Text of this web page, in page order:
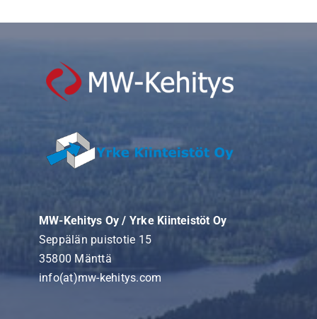
MW-Kehitys Oy / Yrke Kiinteistöt Oy
Seppälän puistotie 15
35800 Mänttä
info(at)mw-kehitys.com